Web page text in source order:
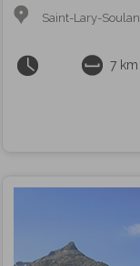
Saint-Lary-Soulan
7 km